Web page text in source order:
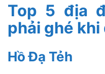
Top 5 địa
phải ghé khi
Hồ Đạ Tẻh